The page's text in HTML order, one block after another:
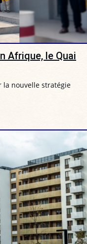
Afrique, le Quai
la nouvelle stratégie